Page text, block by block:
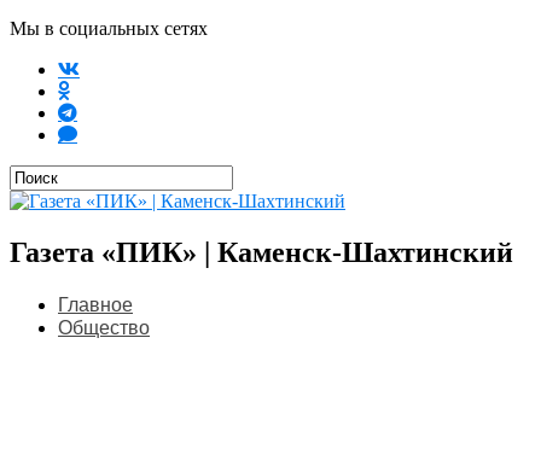
Мы в социальных сетях
Газета «ПИК» | Каменск-Шахтинский
Главное
Общество